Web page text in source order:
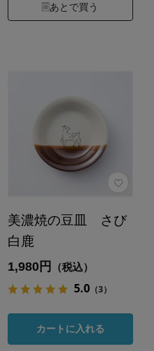
あとで買う
美濃焼の豆皿 さび
白鹿
1,980円 （税込）
5.0（3）
カートに入れる